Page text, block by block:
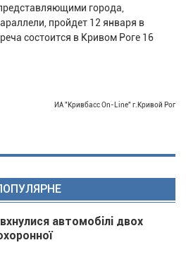
города,
пройдет 12 января в
состоится в Кривом Роге 16
ИА "Кривбасс On-Line" г.Кривой Рог
автомобілі двох